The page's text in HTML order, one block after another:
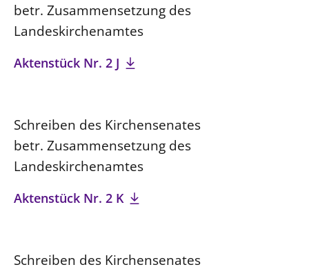
betr. Zusammensetzung des
Landeskirchenamtes
Aktenstück Nr. 2 J
Schreiben des Kirchensenates
betr. Zusammensetzung des
Landeskirchenamtes
Aktenstück Nr. 2 K
Schreiben des Kirchensenates